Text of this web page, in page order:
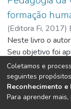
formação
(Editora Fi, 2017)
Neste livro o
Seu objetivo foi
vem vivendo há
como Pedagogia
pensamento
estudo de caráter
Show more
Coletamos e
seguintes
Reconhecimento e
Para aprender